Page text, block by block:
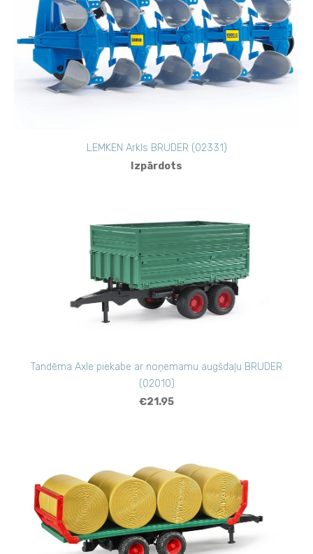
LEMKEN Arkls BRUDER (02331)
Izpārdots
Tandēma Axle piekabe ar noņemamu augšdaļu BRUDER
(02010)
€21.95